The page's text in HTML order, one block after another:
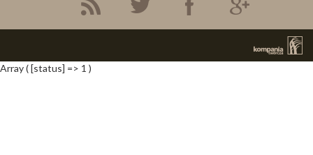
Array ( [status] => 1 )